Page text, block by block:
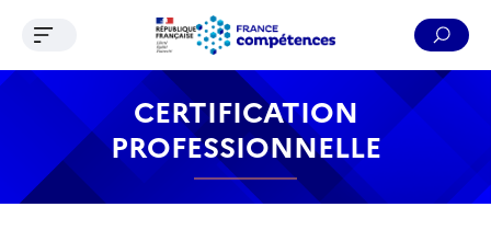
Contenu Recherche Menu Pied de page
Ouvrir le menu de navigation
CERTIFICATION
PROFESSIONNELLE